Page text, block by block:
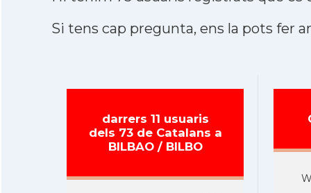
Si tens cap pregunta, ens la pots fer
darrers 11 usuaris
dels 73 de Catalans a
BILBAO / BILBO